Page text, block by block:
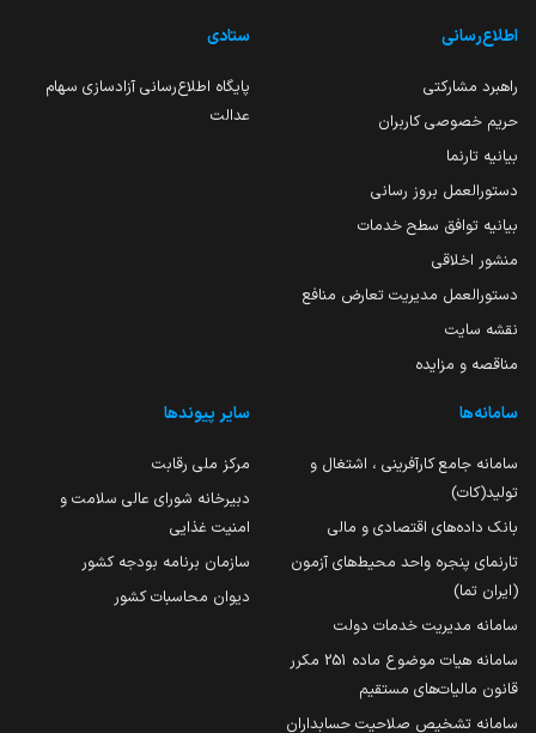
اطلاع‌رسانی
راهبرد مشارکتی
حریم خصوصی کاربران
بیانیه تارنما
دستورالعمل بروز رسانی
بیانیه توافق سطح خدمات
منشور اخلاقی
دستورالعمل مدیریت تعارض منافع
نقشه سایت
مناقصه و مزایده
ستادی
پایگاه اطلاع‌رسانی آزادسازی سهام
عدالت
سامانه‌ها
سامانه جامع کارآفرینی ، اشتغال و
تولید(کات)
بانک داده‌های اقتصادی و مالی
تارنمای پنجره واحد محیط‌های آزمون
(ایران تما)
سامانه مدیریت خدمات دولت
سامانه هیات موضوع ماده 251 مکرر
قانون مالیات‌های مستقیم
سامانه تشخیص صلاحیت حسابداران
سایر پیوندها
مرکز ملی رقابت
دبیرخانه شورای عالی سلامت و
امنیت غذایی
سازمان برنامه بودجه کشور
دیوان محاسبات کشور